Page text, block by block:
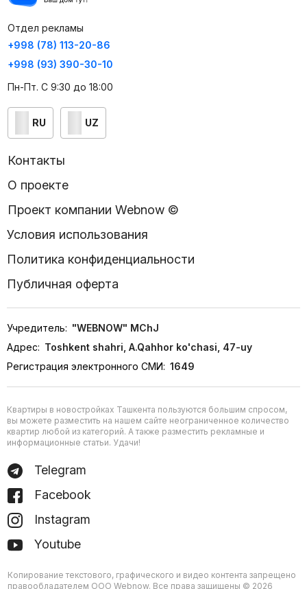
Отдел рекламы
+998 (78) 113-20-86
+998 (93) 390-30-10
Пн-Пт. С 9:30 до 18:00
RU UZ
Контакты
О проекте
Проект компании Webnow ©
Условия использования
Политика конфиденциальности
Публичная оферта
Учредитель: "WEBNOW" MChJ
Адрес: Toshkent shahri, A.Qahhor ko'chasi, 47-uy
Регистрация электронного СМИ: 1649
Квартиры в новостройках Ташкента пользуются большим спросом,
вы можете разместить на нашем сайте неограниченное количество
квартир любой из категорий. А также разместить рекламные и
информационные статьи. Удачи!
Telegram
Facebook
Instagram
Youtube
Копирование текстового, графического и видео контента запрещено
правообладателем ООО Webnow. Все права защищены © 2026